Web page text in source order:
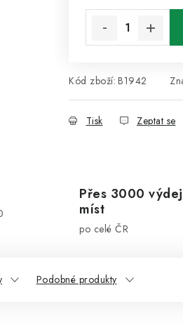
Kód zboží: B1942
Tisk Zeptat se
Přes 3000
míst
po celé ČR
Podobné produkty